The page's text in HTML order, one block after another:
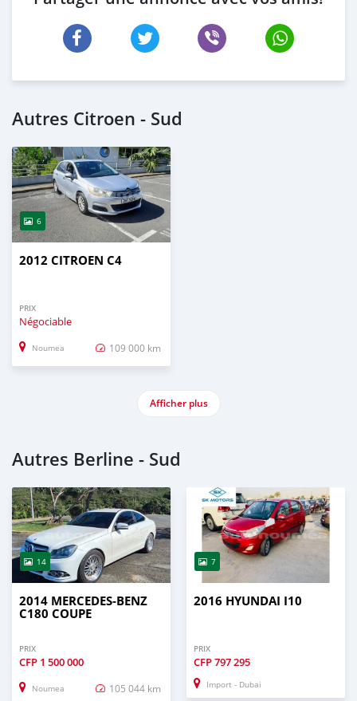
Autres Citroen - Sud
6
2012 CITROEN C4
PRIX
Négociable
Noumea 109 000 km
Afficher plus
Autres Berline - Sud
14
2014 MERCEDES-BENZ
C180 COUPE
PRIX
CFP 1 500 000
Noumea 105 044 km
7
2016 HYUNDAI I10
PRIX
CFP797 295
Import - Dubai